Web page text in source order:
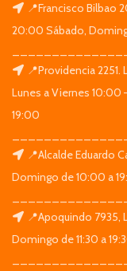
📍Francisco Bilbao
20:00 Sábado,
📍Providencia
Lunes a Viernes 10:00
19:00
📍Alcalde Eduardo
Domingo de 10:00 a
📍Apoquindo 7935,
Domingo de 11:30 a